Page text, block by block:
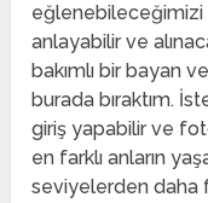
eğlenebileceğimizi
anlayabilir ve
bakımlı bir bayan
burada bıraktım.
giriş yapabilir ve
en farklı anların
seviyelerden daha